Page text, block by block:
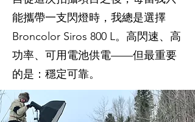
能攜帶一支閃燈時，我總是選擇
Broncolor Siros 800 L。高閃速、高
功率、可用電池供電——但最重要
的是：穩定可靠。